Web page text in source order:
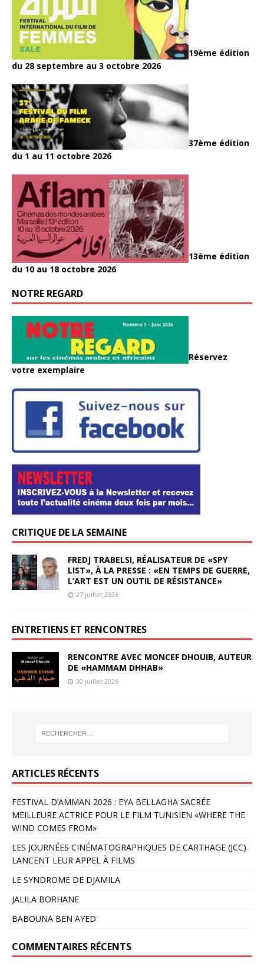
19ème édition
du 28 septembre au 3 octobre 2026
37ème édition
du 1 au 11 octobre 2026
13ème édition
du 10 au 18 octobre 2026
NOTRE REGARD
Réservez
votre exemplaire
CRITIQUE DE LA SEMAINE
FREDJ TRABELSI, RÉALISATEUR DE «SPY
LIST», À LA PRESSE : «EN TEMPS DE GUERRE,
L’ART EST UN OUTIL DE RÉSISTANCE»
27 juillet 2026
ENTRETIENS ET RENCONTRES
RENCONTRE AVEC MONCEF DHOUIB, AUTEUR
DE «HAMMAM DHHAB»
30 juillet 2026
ARTICLES RÉCENTS
FESTIVAL D’AMMAN 2026 : EYA BELLAGHA SACRÉE
MEILLEURE ACTRICE POUR LE FILM TUNISIEN «WHERE THE
WIND COMES FROM»
LES JOURNÉES CINÉMATOGRAPHIQUES DE CARTHAGE (JCC)
LANCENT LEUR APPEL À FILMS
LE SYNDROME DE DJAMILA
JALILA BORHANE
BABOUNA BEN AYED
COMMENTAIRES RÉCENTS